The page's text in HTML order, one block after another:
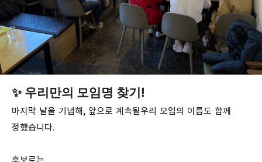
✨ 우리만의 모임명 찾기!
마지막 날을 기념해, 앞으로 계속될우리 모임의 이름도 함께
정했습니다.